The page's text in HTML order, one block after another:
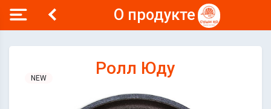
О продукте
Ролл Юду
NEW